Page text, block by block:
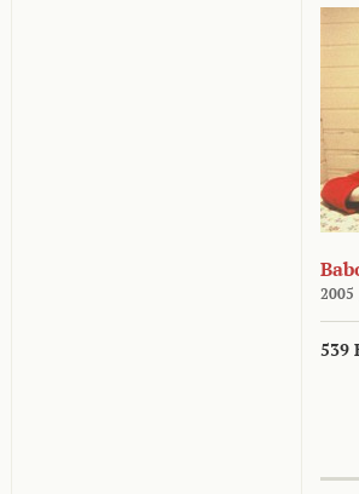
2005
539